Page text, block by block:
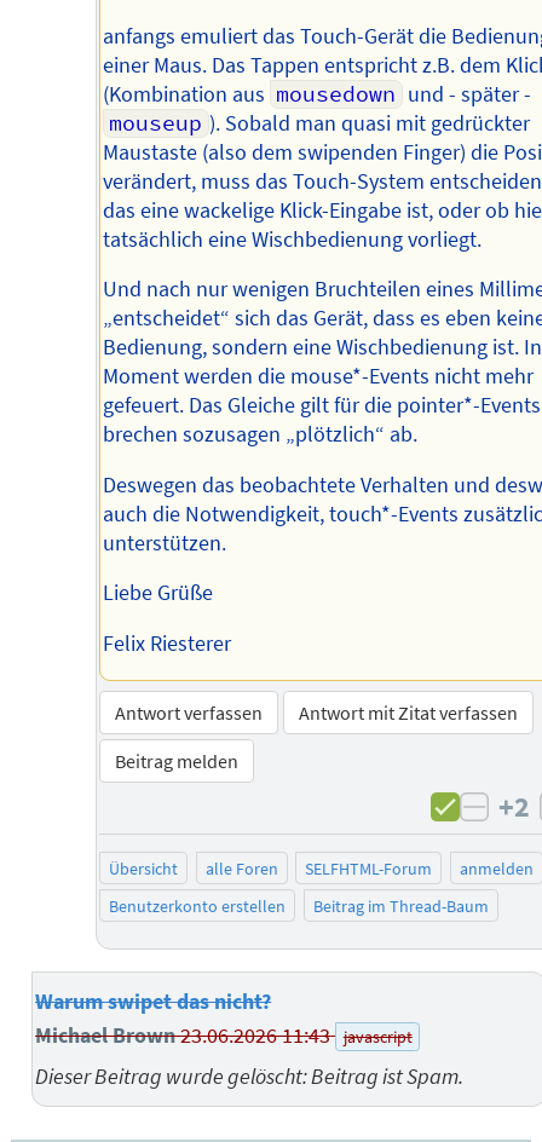
anfangs emuliert das Touch-Gerät die
einer Maus. Das Tappen entspricht z.B. dem
(Kombination aus mousedown und - später -
mouseup ). Sobald man quasi mit gedrückter
Maustaste (also dem swipenden Finger) die
verändert, muss das Touch-System
das eine wackelige Klick-Eingabe ist, oder ob
tatsächlich eine Wischbedienung vorliegt.
Und nach nur wenigen Bruchteilen eines
„entscheidet“ sich das Gerät, dass es eben
Bedienung, sondern eine Wischbedienung ist.
Moment werden die mouse*-Events nicht mehr
gefeuert. Das Gleiche gilt für die pointer*-
brechen sozusagen „plötzlich“ ab.
Deswegen das beobachtete Verhalten und
auch die Notwendigkeit, touch*-Events
unterstützen.
Liebe Grüße
Felix Riesterer
Antwort verfassen
Antwort mit Zitat verfassen
Beitrag melden
+2
Übersicht alle Foren SELFHTML-Forum
anmelden
Benutzerkonto erstellen
Beitrag im Thread-Baum
Warum swipet das nicht?
Michael Brown23.06.2026 11:43 javascript
Dieser Beitrag wurde gelöscht: Beitrag ist Spam.